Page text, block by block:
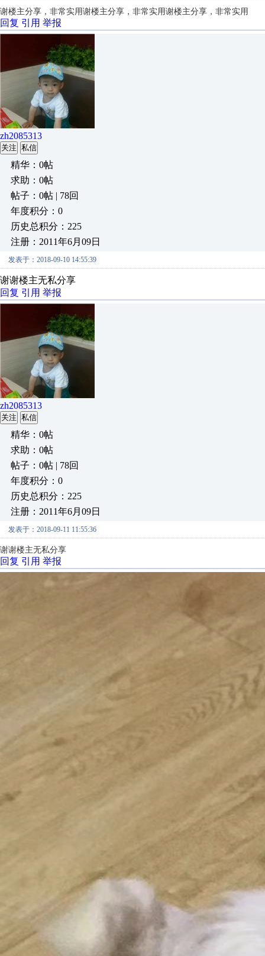
谢楼主分享，非常实用谢楼主分享，非常实用谢楼主分享，非常实用
回复 引用 举报
zh2085313
关注 私信
精华：0帖
求助：0帖
帖子：0帖 | 78回
年度积分：0
历史总积分：225
注册：2011年6月09日
发表于：2018-09-10 14:55:39
谢谢楼主无私分享
回复 引用 举报
zh2085313
关注 私信
精华：0帖
求助：0帖
帖子：0帖 | 78回
年度积分：0
历史总积分：225
注册：2011年6月09日
发表于：2018-09-11 11:55:36
谢谢楼主无私分享
回复 引用 举报